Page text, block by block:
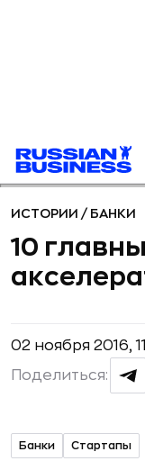
ИСТОРИИ / БАНКИ
10
02 ноября 2016,
Поделиться:
Банки Стартапы